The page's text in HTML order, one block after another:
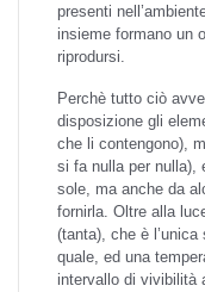
presenti
insieme formano un
riprodursi.
Perchè tutto ciò
disposizione gli
che li contengono),
si fa nulla per nulla),
sole, ma anche da
fornirla. Oltre alla
(tanta), che è
quale, ed una
intervallo di vivibilità